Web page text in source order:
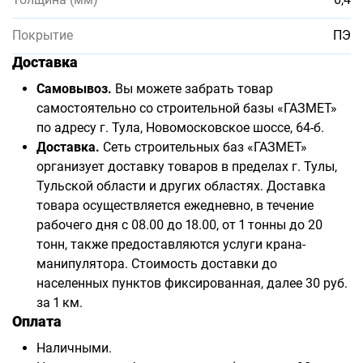
Покрытие ПЭ
Доставка
Самовывоз. Вы можете забрать товар
самостоятельно со строительной базы «ГАЗМЕТ»
по адресу г. Тула, Новомосковское шоссе, 64-б.
Доставка. Сеть строительных баз «ГАЗМЕТ»
организует доставку товаров в пределах г. Тулы,
Тульской области и других областях. Доставка
товара осуществляется ежедневно, в течение
рабочего дня с 08.00 до 18.00, от 1 тонны до 20
тонн, также предоставляются услуги крана-
манипулятора. Стоимость доставки до
населенных пунктов фиксированная, далее 30 руб.
за 1 км.
Оплата
Наличными.